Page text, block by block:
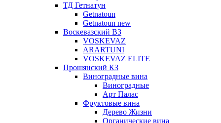
ТД Гетнатун
Getnatoun
Getnatoun new
Воскевазский ВЗ
VOSKEVAZ
ARARTUNI
VOSKEVAZ ELITE
Прошянский КЗ
Виноградные вина
Виноградные
Арт Палас
Фруктовые вина
Дерево Жизни
Органические вина